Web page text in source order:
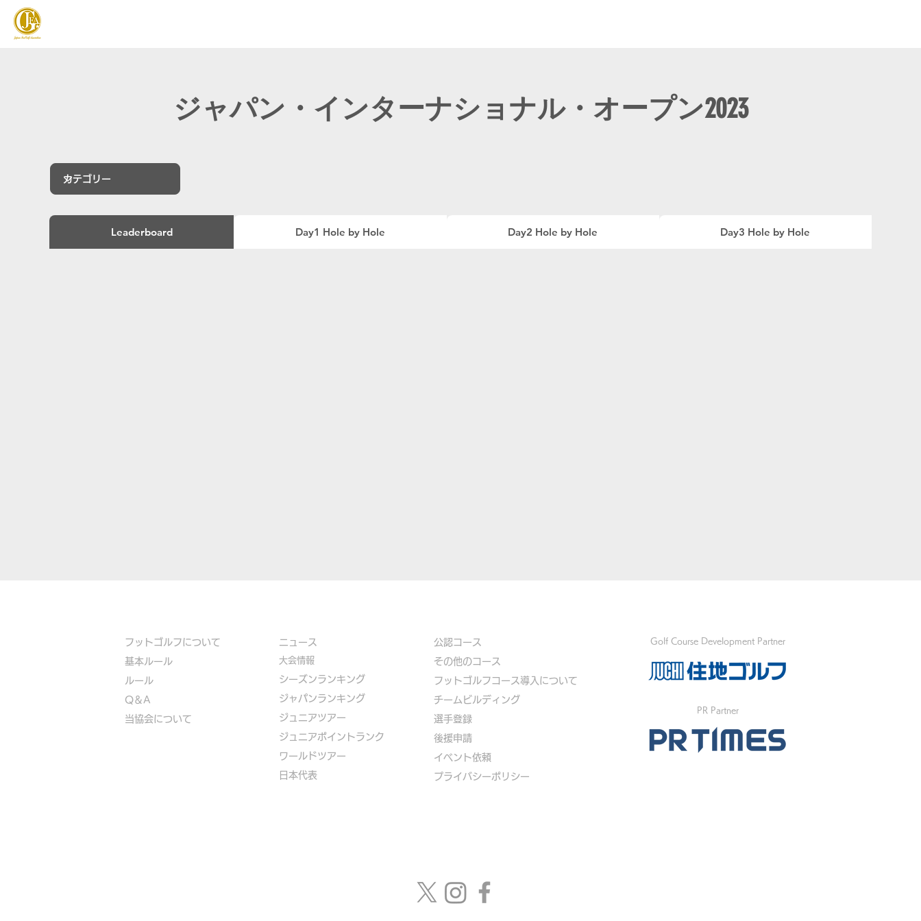
ジャパン・インターナショナル・オープン2023
Leaderboard Day1 Hole by Hole Day2 Hole by Hole Day3 Hole by Hole
フットゴルフについて
基本ルール
ルール
Q＆A
​当協会について
​ニュース
大会情報
シーズンランキング
ジャパンランキング
ジュニアツアー
ジュニアポイントランク
​ワールドツアー
​​日本代表
公認コース
​その他のコース
​ フットゴルフコース導入について
​チームビルディング
選手登録​
​後援申請
​イベント依頼
プライバシーポリシー
Golf Course Development Partner
PR Partner